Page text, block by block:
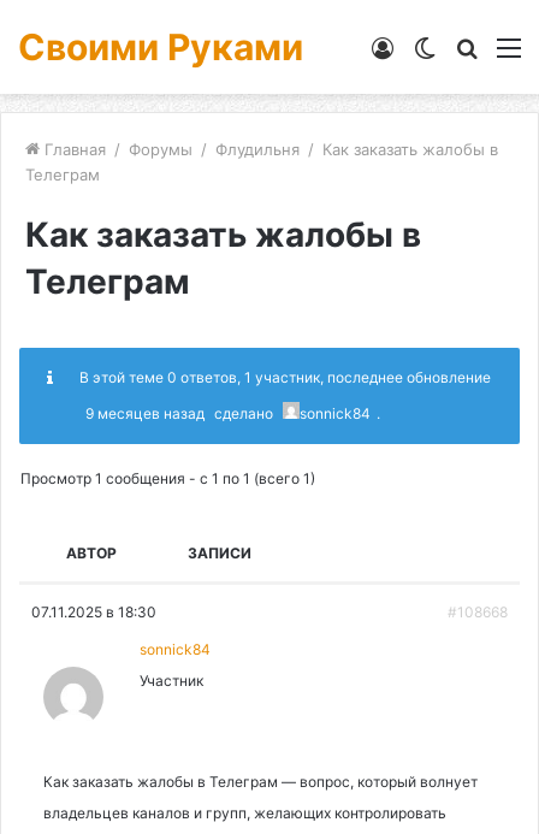
Своими Руками
Switch
Войти
Главная / Форумы / Флудильня / Как заказать жалобы в
Телеграм
Как заказать жалобы в
Телеграм
В этой теме 0 ответов, 1 участник, последнее обновление
9 месяцев назад сделано sonnick84 .
Просмотр 1 сообщения - с 1 по 1 (всего 1)
АВТОР ЗАПИСИ
07.11.2025 в 18:30 #108668
sonnick84
Участник
Как заказать жалобы в Телеграм — вопрос, который волнует
владельцев каналов и групп, желающих контролировать